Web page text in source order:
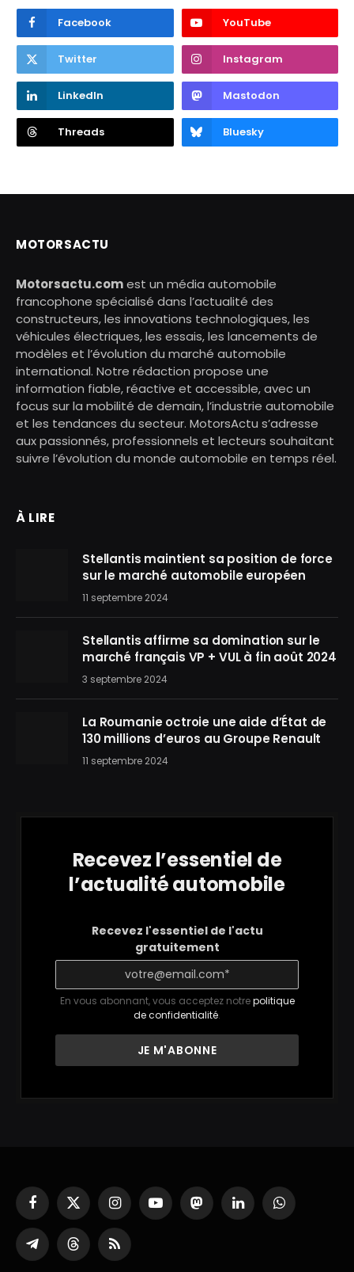
Facebook YouTube
Twitter Instagram
LinkedIn Mastodon
Threads Bluesky
MOTORSACTU
Motorsactu.comest un média automobile
francophone spécialisé dans l’actualité des
constructeurs, les innovations technologiques, les
véhicules électriques, les essais, les lancements de
modèles et l’évolution du marché automobile
international. Notre rédaction propose une
information fiable, réactive et accessible, avec un
focus sur la mobilité de demain, l’industrie automobile
et les tendances du secteur. MotorsActu s’adresse
aux passionnés, professionnels et lecteurs souhaitant
suivre l’évolution du monde automobile en temps réel.
À LIRE
Stellantis maintient sa position de force
sur le marché automobile européen
11 septembre 2024
Stellantis affirme sa domination sur le
marché français VP + VUL à fin août 2024
3 septembre 2024
La Roumanie octroie une aide d’État de
130 millions d’euros au Groupe Renault
11 septembre 2024
Recevez l’essentiel de
l’actualité automobile
Recevez l'essentiel de l'actu
gratuitement
En vous abonnant, vous acceptez notrepolitique
de confidentialité.
Facebook
X
(Twitter)
InstagramYouTubeMastodonLinkedInWhatsApp
Partager
sur
ThreadsRSS